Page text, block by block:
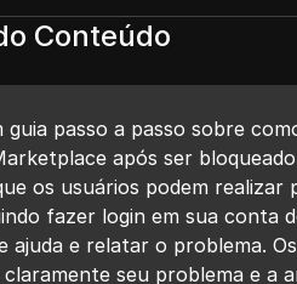
Conteúdo
passo a passo sobre
após ser
os usuários podem realizar
fazer login em sua conta
ajuda e relatar o problema.
seu problema e a